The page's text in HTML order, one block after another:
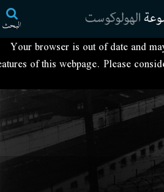
البحث
Your browser is out of date and
of this webpage. Please